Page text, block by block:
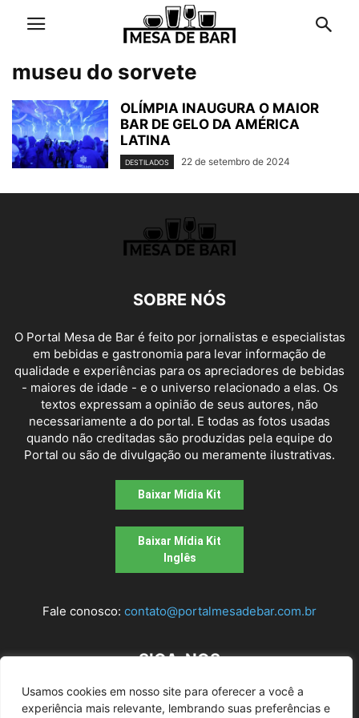
Usamos cookies em nosso site para oferecer a você a
experiência mais relevante, lembrando suas preferências e
museu do sorvete
OLÍMPIA INAUGURA O MAIOR
BAR DE GELO DA AMÉRICA
LATINA
DESTILADOS 22 de setembro de 2024
SOBRE NÓS
O Portal Mesa de Bar é feito por jornalistas e especialistas
em bebidas e gastronomia para levar informação de
qualidade e experiências para os apreciadores de bebidas
- maiores de idade - e o universo relacionado a elas. Os
textos expressam a opinião de seus autores, não
necessariamente a do portal. E todas as fotos usadas
quando não creditadas são produzidas pela equipe do
Portal ou são de divulgação ou meramente ilustrativas.
Baixar Mídia Kit
Baixar Mídia Kit
Inglês
Fale conosco: contato@portalmesadebar.com.br
SIGA-NOS